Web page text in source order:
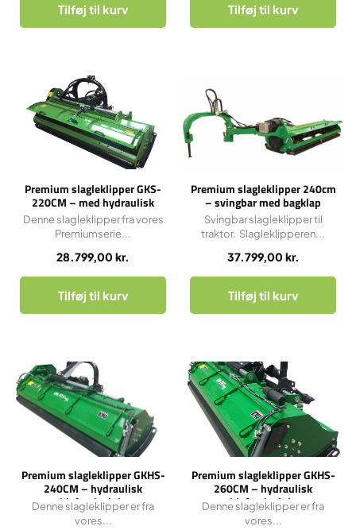
Tilføj til kurv Tilføj til kurv
Premium slagleklipper GKS-
220CM – med hydraulisk
sideforskydning og bagklap
28.799,00 kr.
Denne slagleklipper fra vores
Premiumserie...
Tilføj til kurv
Premium slagleklipper 240cm
– svingbar med bagklap
37.799,00 kr.
Svingbar slagleklipper til
traktor. Slagleklipperen...
Tilføj til kurv
Premium slagleklipper GKHS-
240CM – hydraulisk
sideforskydning
Denne slagleklipper er fra
vores...
Premium slagleklipper GKHS-
260CM – hydraulisk
sideforskydning
Denne slagleklipper er fra
vores...